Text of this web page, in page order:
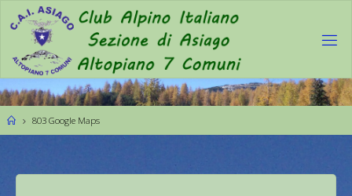
803 Google Maps